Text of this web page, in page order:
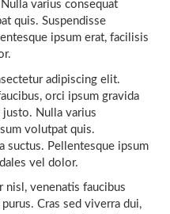
varius consequat
quis. Suspendisse
ipsum erat, facilisis
adipiscing elit.
orci ipsum gravida
Nulla varius
volutpat quis.
suctus. Pellentesque ipsum
vel dolor.
nisl, venenatis faucibus
Cras sed viverra dui,